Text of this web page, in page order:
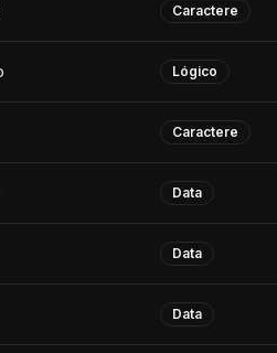
Caractere
Lógico
Caractere
Data
Data
Data